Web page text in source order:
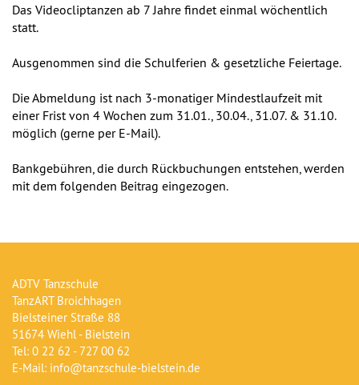
Das Videocliptanzen ab 7 Jahre findet einmal wöchentlich
statt.
Ausgenommen sind die Schulferien & gesetzliche Feiertage.
Die Abmeldung ist nach 3-monatiger Mindestlaufzeit mit
einer Frist von 4 Wochen zum 31.01., 30.04., 31.07. & 31.10.
möglich (gerne per E-Mail).
Bankgebühren, die durch Rückbuchungen entstehen, werden
mit dem folgenden Beitrag eingezogen.
ADTV Tanzschule
TanzART Broichhagen
Bielsteiner Straße 88
51674 Wiehl - Bielstein
Tel: 0 22 62 - 727 00 62
E-Mail: info@tanzschule-bielstein.de